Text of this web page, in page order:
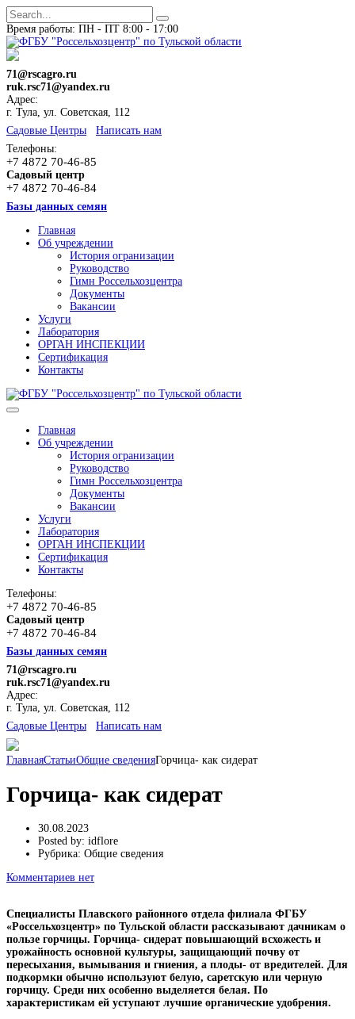
Время работы: ПН - ПТ 8:00 - 17:00
71@rscagro.ru
ruk.rsc71@yandex.ru
Адрес:
г. Тула, ул. Советская, 112
Cадовые Центры
Написать нам
Телефоны:
+7 4872 70-46-85
Садовый центр
+7 4872 70-46-84
Базы данных семян
Главная
Об учреждении
История огранизации
Руководство
Гимн Россельхозцентра
Документы
Вакансии
Услуги
Лаборатория
ОРГАН ИНСПЕКЦИИ
Сертификация
Контакты
Главная
Об учреждении
История огранизации
Руководство
Гимн Россельхозцентра
Документы
Вакансии
Услуги
Лаборатория
ОРГАН ИНСПЕКЦИИ
Сертификация
Контакты
Телефоны:
+7 4872 70-46-85
Садовый центр
+7 4872 70-46-84
Базы данных семян
71@rscagro.ru
ruk.rsc71@yandex.ru
Адрес:
г. Тула, ул. Советская, 112
Cадовые Центры
Написать нам
ГлавнаяСтатьиОбщие сведенияГорчица- как сидерат
Горчица- как сидерат
30.08.2023
Posted by: idflore
Рубрика: Общие сведения
Комментариев нет
Специалисты Плавского районного отдела филиала ФГБУ
«Россельхозцентр» по Тульской области рассказывают дачникам о
пользе горчицы. Горчица- сидерат повышающий всхожесть и
урожайность основной культуры, защищающий почву от
пересыхания, вымывания и гниения, а плоды- от вредителей. Для
подкормки обычно используют белую, саретскую или черную
горчицу. Среди них особенно выделяется белая. По
характеристикам ей уступают лучшие органические удобрения.